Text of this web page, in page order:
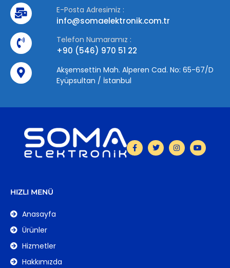
E-Posta Adresimiz :
info@somaelektronik.com.tr
Telefon Numaramız :
+90 (546) 970 51 22
Akşemsettin Mah. Alperen Cad. No: 65-67/D
Eyüpsultan / İstanbul
HIZLI MENÜ
Anasayfa
Ürünler
Hizmetler
Hakkımızda